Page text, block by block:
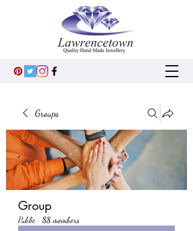
Groups
Group
Public · 88 members